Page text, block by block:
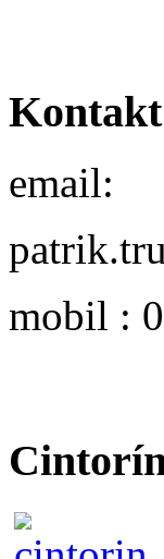
email:
mobil :